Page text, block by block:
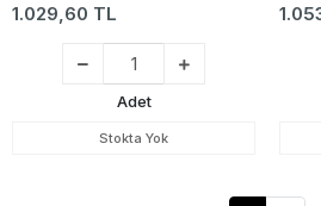
1.029,60 TL
Adet
Stokta Yok